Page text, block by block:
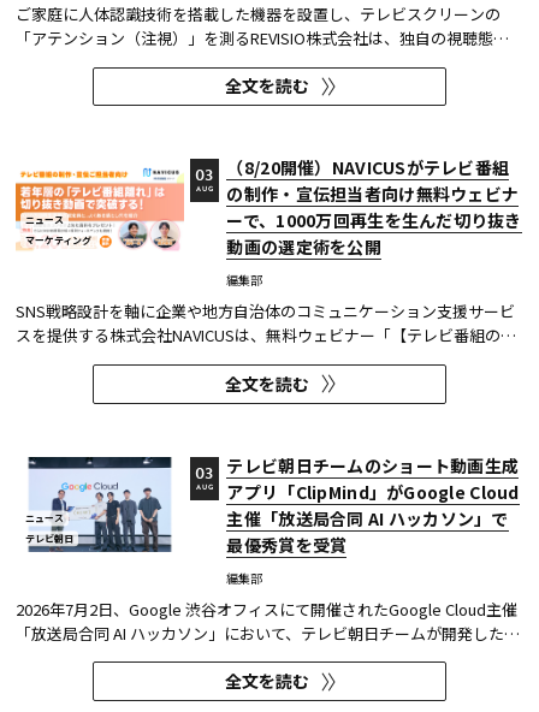
ご家庭に人体認識技術を搭載した機器を設置し、テレビスクリーンの
「アテンション（注視）」を測るREVISIO株式会社は、独自の視聴態勢
データを基に「社名変更」にまつわるCMを分析した結果を公開した。
分析結果の詳細は、お役立ち資料『定量データで分析! 「新社名」認知
を狙う！～ 社名変更CMを出稿タイミング×クリエイティブ5分類で徹...
全文を読む
ニュース
マーケティング
（8/20開催）NAVICUSがテレビ番組
の制作・宣伝担当者向け無料ウェビナ
ーで、1000万回再生を生んだ切り抜き
動画の選定術を公開
編集部
03
AUG
SNS戦略設計を軸に企業や地方自治体のコミュニケーション支援サービ
スを提供する株式会社NAVICUSは、無料ウェビナー「【テレビ番組の制
作・宣伝ご担当者向け】若年層の『テレビ番組離れ』は切り抜き動画で
突破する！1000万回再生連発の選定術と、よくある落とし穴を紹介」
を、2026年8月20日（木）に開催する。 同ウェビナーでは、TikTok・...
全文を読む
ニュース
テレビ朝日
テレビ朝日チームのショート動画生成
アプリ「ClipMind」がGoogle Cloud
主催「放送局合同 AI ハッカソン」で
最優秀賞を受賞
編集部
03
AUG
2026年7月2日、Google 渋谷オフィスにて開催されたGoogle Cloud主催
「放送局合同 AI ハッカソン」において、テレビ朝日チームが開発したシ
ョート動画生成アプリケーション「ClipMind」が、開発コース（Bコー
ス）にて最優秀賞を受賞した。 本ハッカソンは、Google Cloudの最先
端AI技術である「Gemini」や「Gemini Notebook」などを活用し、放...
全文を読む